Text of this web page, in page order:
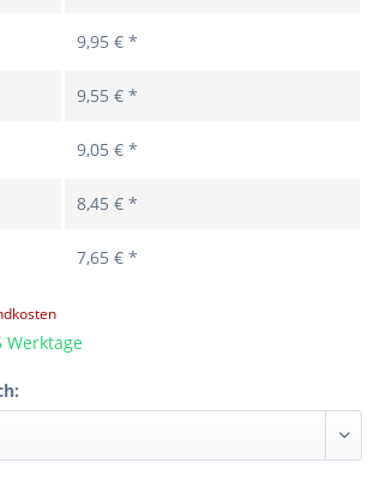
9,95 € *
9,55 € *
9,05 € *
8,45 € *
7,65 € *
Werktage